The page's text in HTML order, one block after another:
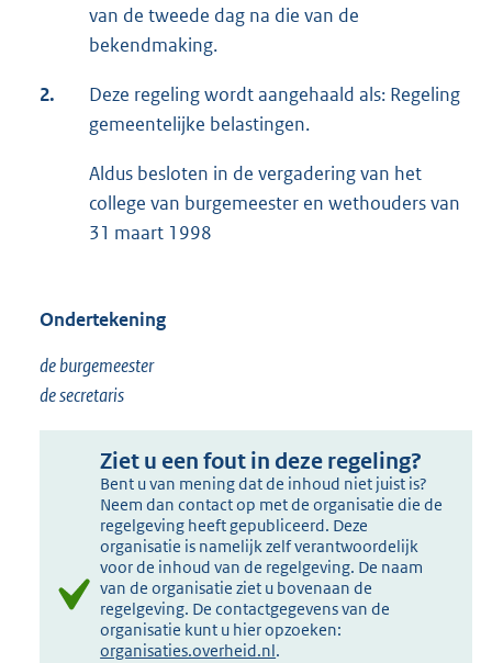
van de tweede dag na die van de
bekendmaking.
2.
Deze regeling wordt aangehaald als: Regeling
gemeentelijke belastingen.
Aldus besloten in de vergadering van het
college van burgemeester en wethouders van
31 maart 1998
Ondertekening
de burgemeester
de secretaris
Ziet u een fout in deze regeling?
Bent u van mening dat de inhoud niet juist is?
Neem dan contact op met de organisatie die de
regelgeving heeft gepubliceerd. Deze
organisatie is namelijk zelf verantwoordelijk
voor de inhoud van de regelgeving. De naam
van de organisatie ziet u bovenaan de
regelgeving. De contactgegevens van de
organisatie kunt u hier opzoeken:
organisaties.overheid.nl.